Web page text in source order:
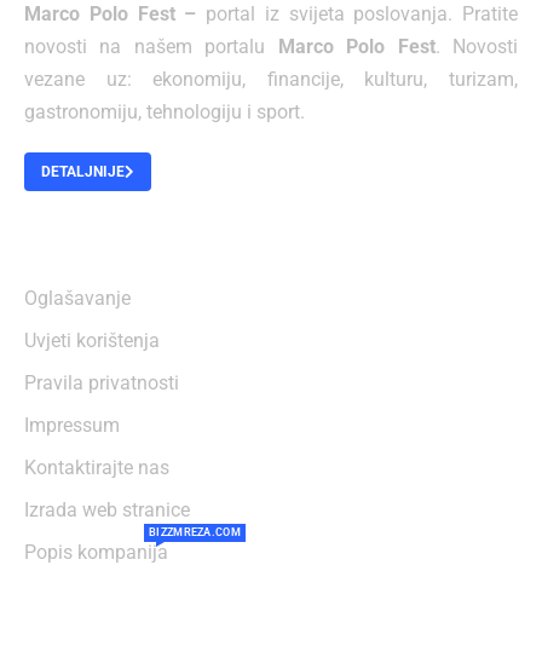
Marco Polo Fest – portal iz svijeta poslovanja. Pratite
novosti na našem portalu Marco Polo Fest. Novosti
vezane uz: ekonomiju, financije, kulturu, turizam,
gastronomiju, tehnologiju i sport.
DETALJNIJE
Oglašavanje
Uvjeti korištenja
Pravila privatnosti
Impressum
Kontaktirajte nas
Izrada web stranice
Popis kompanija
BIZZMREZA.COM